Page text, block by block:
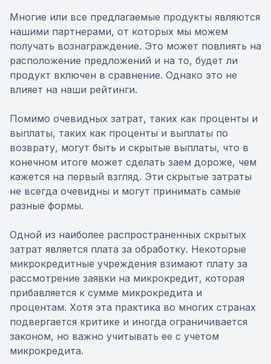
Многие или все предлагаемые продукты являются
нашими партнерами, от которых мы можем
получать вознаграждение. Это может повлиять на
расположение предложений и на то, будет ли
продукт включен в сравнение. Однако это не
влияет на наши рейтинги.
Помимо очевидных затрат, таких как проценты и
выплаты, таких как проценты и выплаты по
возврату, могут быть и скрытые выплаты, что в
конечном итоге может сделать заем дороже, чем
кажется на первый взгляд. Эти скрытые затраты
не всегда очевидны и могут принимать самые
разные формы.
Одной из наиболее распространенных скрытых
затрат является плата за обработку. Некоторые
микрокредитные учреждения взимают плату за
рассмотрение заявки на микрокредит, которая
прибавляется к сумме микрокредита и
процентам. Хотя эта практика во многих странах
подвергается критике и иногда ограничивается
законом, но важно учитывать ее с учетом
микрокредита.